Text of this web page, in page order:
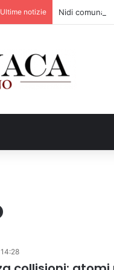
Ultime notizie Nidi comunali: